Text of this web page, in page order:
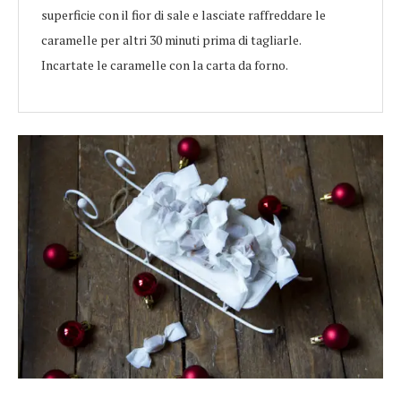
superficie con il fior di sale e lasciate raffreddare le
caramelle per altri 30 minuti prima di tagliarle.
Incartate le caramelle con la carta da forno.